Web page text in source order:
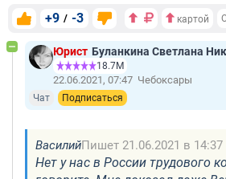
+9 / -3 картой
Юрист Буланкина Светлана
18.7М
22.06.2021, 07:47 Чебоксары
Чат Подписаться
ВасилийПишет 21.06.2021 в 14:37
Нет у нас в России трудового